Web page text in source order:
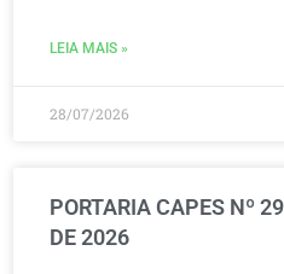
LEIA MAIS »
28/07/2026
PORTARIA CAPES Nº
DE 2026